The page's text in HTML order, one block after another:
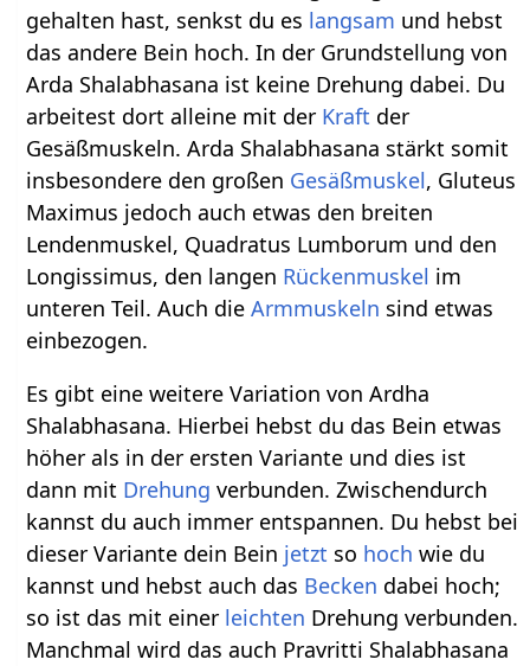
gehalten hast, senkst du es langsam und hebst
das andere Bein hoch. In der Grundstellung von
Arda Shalabhasana ist keine Drehung dabei. Du
arbeitest dort alleine mit der Kraft der
Gesäßmuskeln. Arda Shalabhasana stärkt somit
insbesondere den großen Gesäßmuskel, Gluteus
Maximus jedoch auch etwas den breiten
Lendenmuskel, Quadratus Lumborum und den
Longissimus, den langen Rückenmuskel im
unteren Teil. Auch dieArmmuskeln sind etwas
einbezogen.
Es gibt eine weitere Variation von Ardha
Shalabhasana. Hierbei hebst du das Bein etwas
höher als in der ersten Variante und dies ist
dann mit Drehung verbunden. Zwischendurch
kannst du auch immer entspannen. Du hebst bei
dieser Variante dein Bein jetzt so hoch wie du
kannst und hebst auch das Becken dabei hoch;
so ist das mit einer leichten Drehung verbunden.
Manchmal wird das auch Pravritti Shalabhasana